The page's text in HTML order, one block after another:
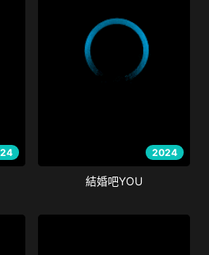
2024
結婚吧YOU